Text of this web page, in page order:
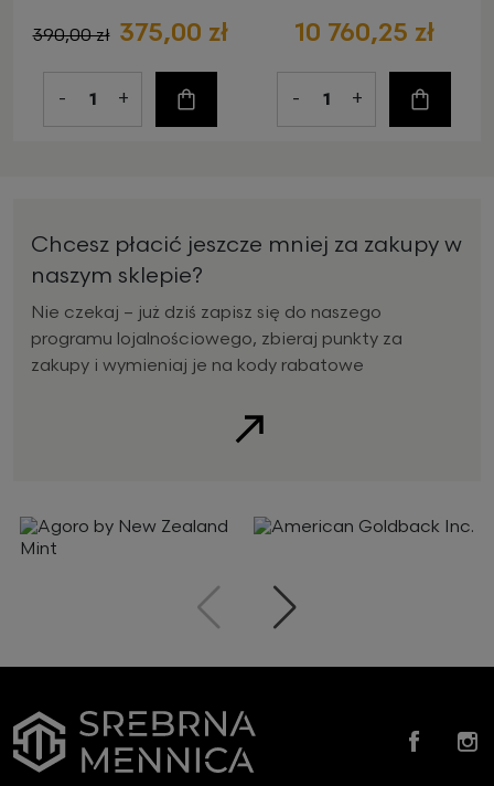
390,00 zł 375,00 zł
- + Do koszyka
10 760,25 zł
- + Do
Chcesz płacić jeszcze mniej za zakupy w
naszym sklepie?
Nie czekaj – już dziś zapisz się do naszego
programu lojalnościowego, zbieraj punkty za
zakupy i wymieniaj je na kody rabatowe
Zobacz
PoprzedniNastępny